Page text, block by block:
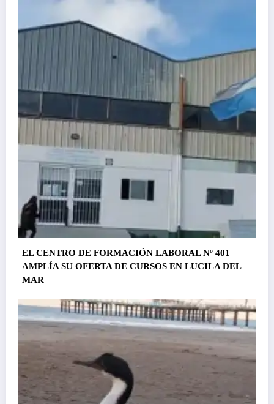
EL CENTRO DE FORMACIÓN LABORAL Nº 401
AMPLÍA SU OFERTA DE CURSOS EN LUCILA DEL
MAR